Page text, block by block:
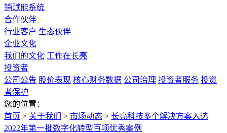
销赋能系统
合作伙伴
行业客户 生态伙伴
企业文化
我们的文化 工作在长亮
投资者
公司公告 股价表现 核心财务数据 公司治理 投资者服务 投资
者保护
您的位置：
首页 > 关于我们 > 市场动态 > 长亮科技多个解决方案入选
2022年第一批数字化转型百项优秀案例